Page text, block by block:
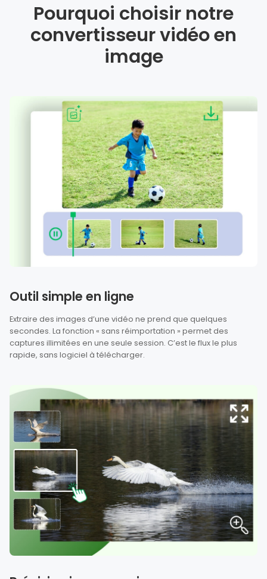
Pourquoi choisir notre
convertisseur vidéo en
image
Outil simple en ligne
Extraire des images d’une vidéo ne prend que quelques
secondes. La fonction « sans réimportation » permet des
captures illimitées en une seule session. C’est le flux le plus
rapide, sans logiciel à télécharger.